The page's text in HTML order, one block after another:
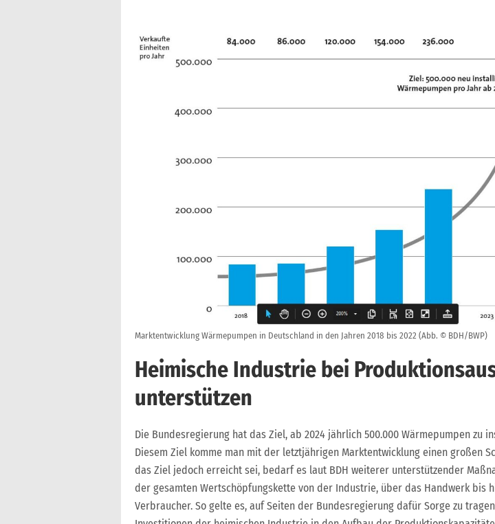
Marktentwicklung Wärmepumpen in Deutschland in den Jahren 2018 bis 2022 (Abb. © BDH/BWP)
Heimische Industrie bei
unterstützen
Die Bundesregierung hat das Ziel, ab 2024 jährlich 500.000 Wärmepumpen zu
Diesem Ziel komme man mit der letztjährigen Marktentwicklung einen großen
das Ziel jedoch erreicht sei, bedarf es laut BDH weiterer unterstützender
der gesamten Wertschöpfungskette von der Industrie, über das Handwerk bis
Verbraucher. So gelte es, auf Seiten der Bundesregierung dafür Sorge zu